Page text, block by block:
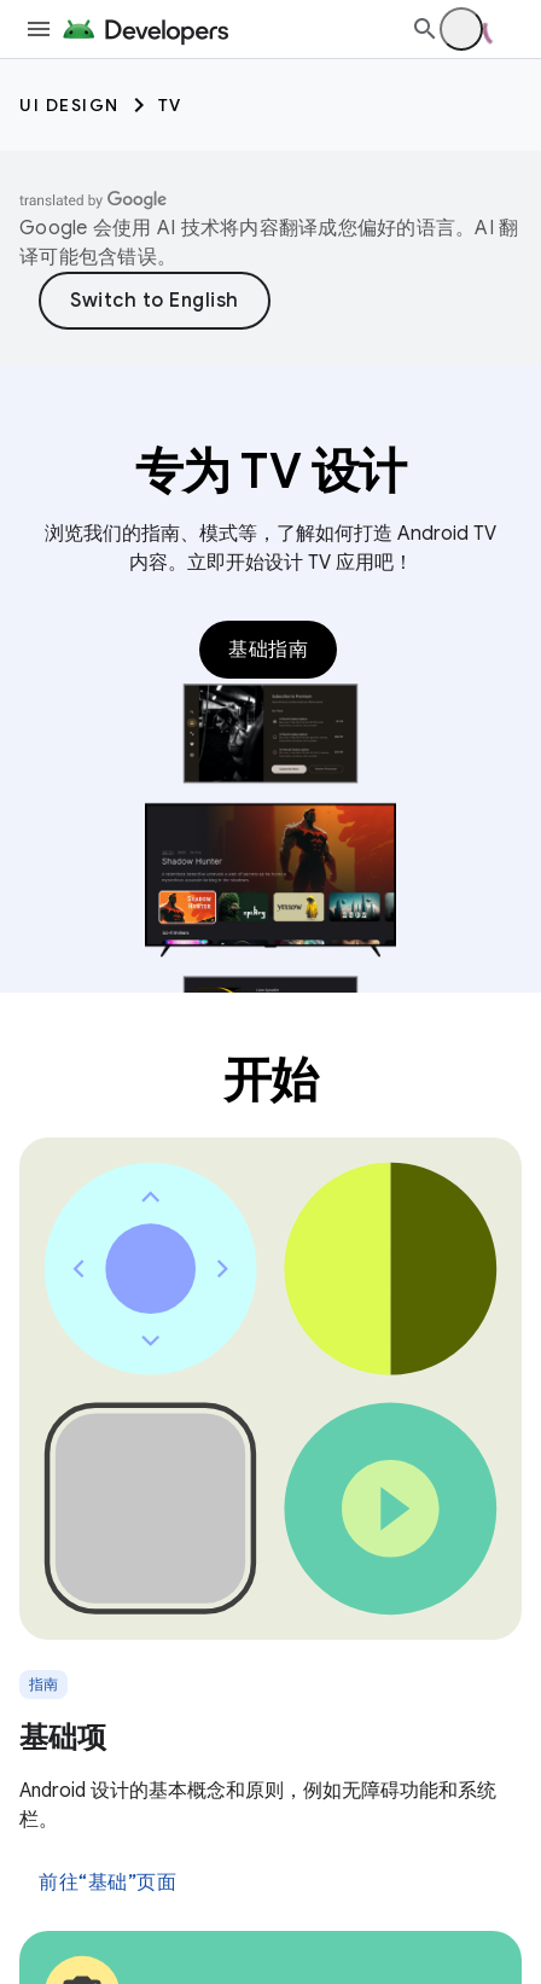
UI DESIGN TV
Google 会使用 AI 技术将内容翻译成您偏好的语言。AI 翻
译可能包含错误。
专为 TV 设计
浏览我们的指南、模式等，了解如何打造 Android TV
内容。立即开始设计 TV 应用吧！
基础指南
开始
指南
基础项
Android 设计的基本概念和原则，例如无障碍功能和系统
栏。
前往“基础”页面